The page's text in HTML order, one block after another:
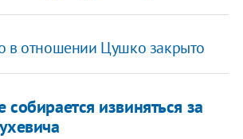
в отношении Цушко закрыто
извиняться за